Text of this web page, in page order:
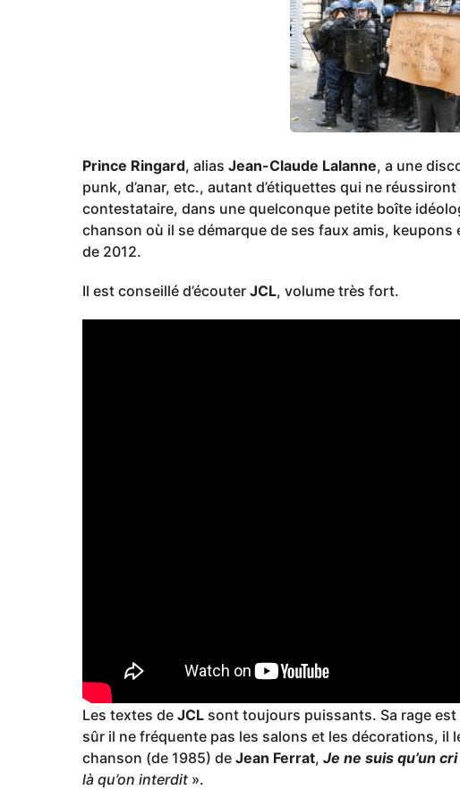
Prince Ringard, alias Jean-Claude Lalanne, a une
punk, d’anar, etc., autant d’étiquettes qui ne
contestataire, dans une quelconque petite boîte
chanson où il se démarque de ses faux amis, keupons
de 2012.
Il est conseillé d’écouter JCL, volume très fort.
Les textes de JCL sont toujours puissants. Sa rage
sûr il ne fréquente pas les salons et les décorations,
chanson (de 1985) de Jean Ferrat, Je ne suis qu’un cri
là qu’on interdit ».